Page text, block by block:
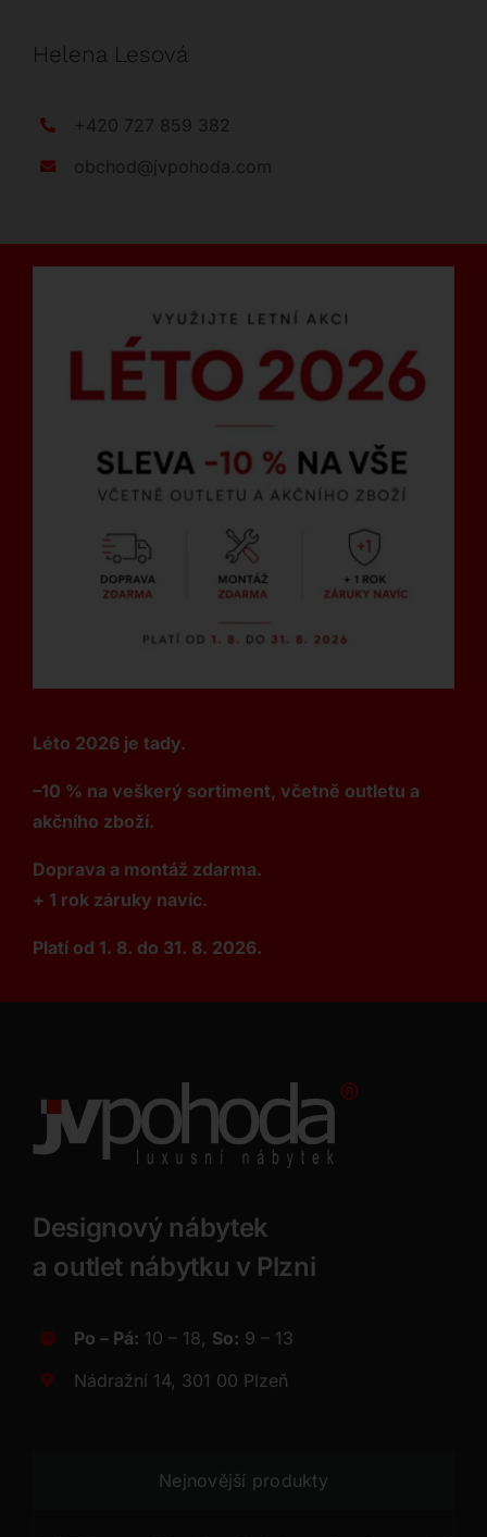
Helena Lesová
+420 727 859 382
obchod@jvpohoda.com
Léto 2026 je tady.
–10 % na veškerý sortiment, včetně outletu a
akčního zboží.
Doprava a montáž zdarma.
+ 1 rok záruky navíc.
Platí od 1. 8. do 31. 8. 2026.
Designový nábytek
a outlet nábytku v Plzni
Po – Pá: 10 – 18, So: 9 – 13
Nádražní 14, 301 00 Plzeň
Nejnovější produkty